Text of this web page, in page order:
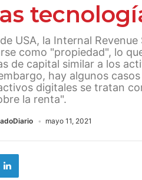
USA, la Internal
como "propiedad", lo
de capital similar a los
hay algunos
digitales se tratan
la renta".
mayo 11, 2021